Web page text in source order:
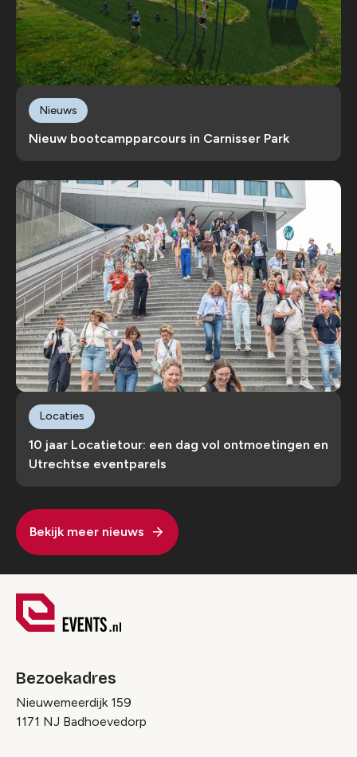
Nieuw bootcampparcours in Carnisser Park
Nieuws
10 jaar Locatietour: een dag vol ontmoetingen en
Utrechtse eventparels
Locaties
Bekijk meer nieuws
Bezoekadres
Nieuwemeerdijk 159
1171 NJ Badhoevedorp